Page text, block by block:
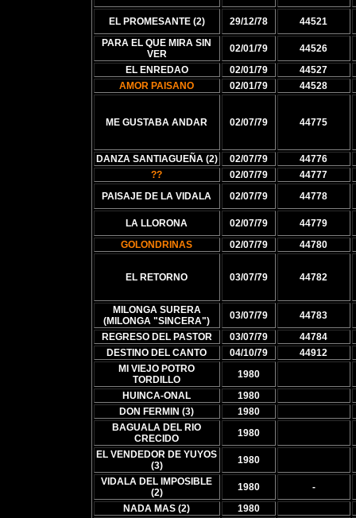
EL PROMESANTE (2) 29/12/78
44521
PARA EL QUE MIRA SIN
VER
02/01/79
44526
EL ENREDAO
02/01/79
44527
AMOR PAISANO
02/01/79 44528
ME GUSTABA ANDAR 02/07/79 44775
DANZA SANTIAGUEÑA (2) 02/07/79
44776
??
02/07/79
44777
PAISAJE DE LA VIDALA
02/07/79 44778
LA LLORONA 02/07/79
44779
GOLONDRINAS
02/07/79 44780
EL RETORNO 03/07/79 44782
MILONGA SURERA
(MILONGA "SINCERA")
03/07/79
44783
REGRESO DEL PASTOR
03/07/79
44784
DESTINO DEL CANTO
04/10/79
44912
MI VIEJO POTRO
TORDILLO
1980
HUINCA-ONAL
1980
DON FERMIN (3)
1980
BAGUALA DEL RIO
CRECIDO
1980
EL VENDEDOR DE YUYOS
(3)
1980
VIDALA DEL IMPOSIBLE
(2)
1980
-
NADA MAS (2)
1980